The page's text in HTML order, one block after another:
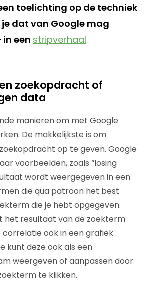
toelichting op de techniek
dat van Google mag
een stripverhaal
zoekopdracht of
data
manieren om met Google
De makkelijkste is om
op te geven. Google
voorbeelden, zoals “losing
wordt weergegeven in een
die qua patroon het best
die je hebt opgegeven.
het resultaat van de zoekterm
ook in een grafiek
kunt deze ook als een
weergeven of aanpassen door
te klikken.